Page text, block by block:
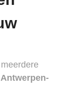
Antwerpen-